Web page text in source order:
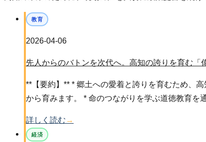
教育
2026-04-06
先人からのバトンを次代へ。高知の誇りを育む「
**【要約】** * 郷土への愛着と誇りを育むため、
から育みます。 * 命のつながりを学ぶ道徳教育を
詳しく読む →
経済